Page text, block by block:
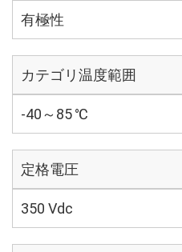
有極性
カテゴリ温度範囲
-40～85 ℃
定格電圧
350 Vdc